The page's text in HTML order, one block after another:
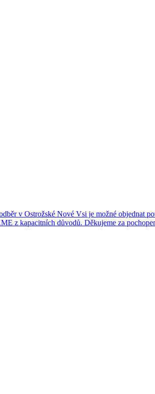
v Ostrožské Nové Vsi je možné objednat
z kapacitních důvodů. Děkujeme za